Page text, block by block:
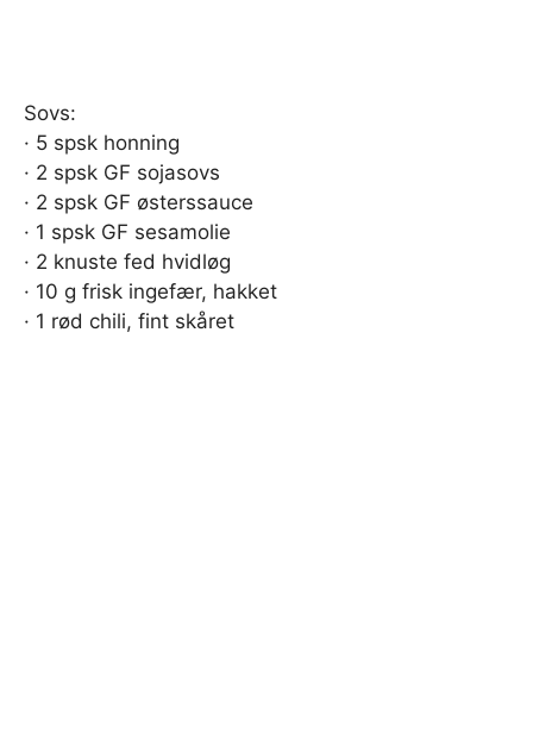
Sovs:
· 5 spsk honning
· 2 spsk GF sojasovs
· 2 spsk GF østerssauce
· 1 spsk GF sesamolie
· 2 knuste fed hvidløg
· 10 g frisk ingefær, hakket
· 1 rød chili, fint skåret